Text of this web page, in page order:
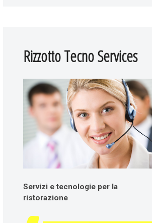
Rizzotto Tecno Services
Servizi e tecnologie per la
ristorazione